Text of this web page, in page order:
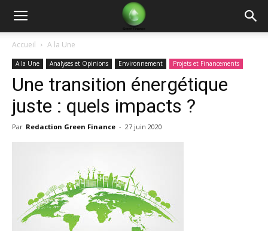
Green
Finance
Accueil A la Une
A la Une Analyses et Opinions Environnement Projets et Financements
Une transition énergétique
juste : quels impacts ?
Par Redaction Green Finance - 27 juin 2020